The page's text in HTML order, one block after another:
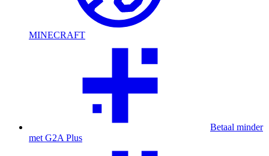
MINECRAFT
Betaal minder
met G2A Plus